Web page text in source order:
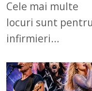
Cele mai multe
locuri sunt pentru
infirmieri…